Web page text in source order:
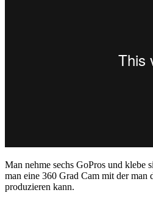
Man nehme sechs GoPros und klebe
man eine 360 Grad Cam mit der man
produzieren kann.